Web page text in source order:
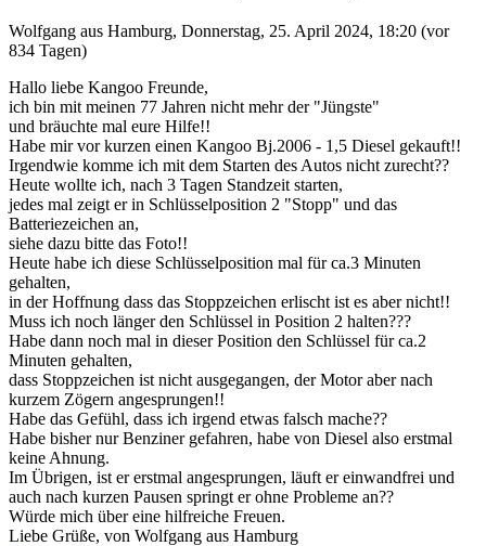
Wolfgang aus Hamburg, Donnerstag, 25. April 2024, 18:20 (vor
834 Tagen)
Hallo liebe Kangoo Freunde,
ich bin mit meinen 77 Jahren nicht mehr der "Jüngste"
und bräuchte mal eure Hilfe!!
Habe mir vor kurzen einen Kangoo Bj.2006 - 1,5 Diesel gekauft!!
Irgendwie komme ich mit dem Starten des Autos nicht zurecht??
Heute wollte ich, nach 3 Tagen Standzeit starten,
jedes mal zeigt er in Schlüsselposition 2 "Stopp" und das
Batteriezeichen an,
siehe dazu bitte das Foto!!
Heute habe ich diese Schlüsselposition mal für ca.3 Minuten
gehalten,
in der Hoffnung dass das Stoppzeichen erlischt ist es aber nicht!!
Muss ich noch länger den Schlüssel in Position 2 halten???
Habe dann noch mal in dieser Position den Schlüssel für ca.2
Minuten gehalten,
dass Stoppzeichen ist nicht ausgegangen, der Motor aber nach
kurzem Zögern angesprungen!!
Habe das Gefühl, dass ich irgend etwas falsch mache??
Habe bisher nur Benziner gefahren, habe von Diesel also erstmal
keine Ahnung.
Im Übrigen, ist er erstmal angesprungen, läuft er einwandfrei und
auch nach kurzen Pausen springt er ohne Probleme an??
Würde mich über eine hilfreiche Freuen.
Liebe Grüße, von Wolfgang aus Hamburg